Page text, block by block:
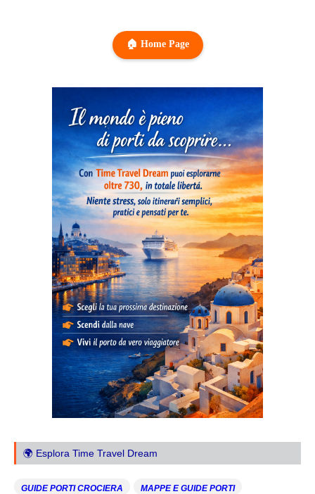
🏠 Home Page
🌍 Esplora Time Travel Dream
GUIDE PORTI CROCIERA
MAPPE E GUIDE PORTI